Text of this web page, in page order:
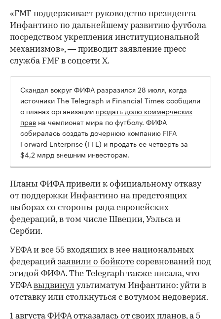
00:00
«FMF поддерживает руководство президента
Инфантино по дальнейшему развитию футбола
посредством укрепления институциональной
механизмов», — приводит заявление пресс-
служба FMF в соцсети Х.
Скандал вокруг ФИФА разразился 28 июля, когда
источники The Telegraph и Financial Times сообщили
о планах организации продать долю коммерческих
прав на чемпионат мира по футболу. ФИФА
собиралась создать дочернюю компанию FIFA
Forward Enterprise (FFE) и продать ее четверть за
$4,2 млрд внешним инвесторам.
Планы ФИФА привели к официальному отказу
от поддержки Инфантино на предстоящих
выборах со стороны ряда европейских
федераций, в том числе Швеции, Уэльса и
Сербии.
УЕФА и все 55 входящих в нее национальных
федераций заявили о бойкоте соревнований под
эгидой ФИФА. The Telegraph также писала, что
УЕФАвыдвинул ультиматум Инфантино: уйти в
отставку или столкнуться с вотумом недоверия.
1 августа ФИФАотказалась от своих планов, а 5